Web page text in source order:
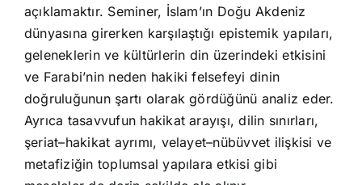
açıklamaktır. Seminer, İslam’ın Doğu Akdeniz
dünyasına girerken karşılaştığı epistemik yapıları,
geleneklerin ve kültürlerin din üzerindeki etkisini
ve Farabi’nin neden hakiki felsefeyi dinin
doğruluğunun şartı olarak gördüğünü analiz eder.
Ayrıca tasavvufun hakikat arayışı, dilin sınırları,
şeriat–hakikat ayrımı, velayet–nübüvvet ilişkisi ve
metafiziğin toplumsal yapılara etkisi gibi